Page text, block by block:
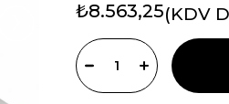
₺8.563,25(KDV